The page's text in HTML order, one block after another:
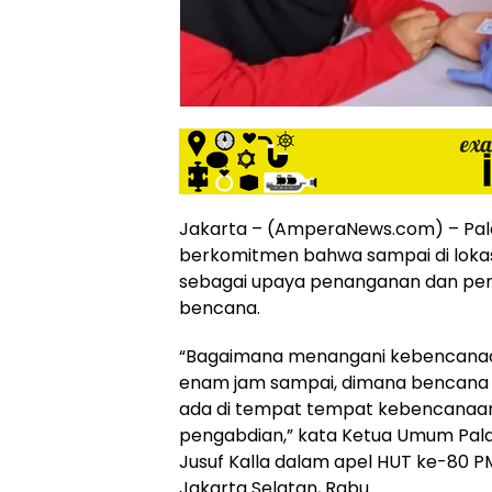
lebih
eksklusif,
bergaya
trendi,
mengandung
unsur
edukasi,
hidup,
hiburan,
bebas
dari
SARA,
dan
berita
asusila
Media
Cetak
dan
Jakarta – (AmperaNews.com) –
berkomitmen bahwa sampai di
sebagai upaya penanganan dan
bencana.
“Bagaimana menangani
enam jam sampai, dimana
ada di tempat tempat
pengabdian,” kata Ketua Umum
Jusuf Kalla dalam apel HUT ke-80